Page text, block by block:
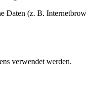
Daten (z. B.
verwendet werden.